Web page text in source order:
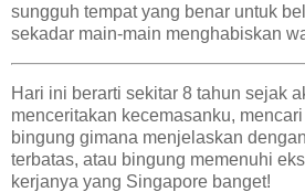
sungguh tempat yang benar untuk
sekadar main-main menghabiskan
Hari ini berarti sekitar 8 tahun sejak
menceritakan kecemasanku,
bingung gimana menjelaskan
terbatas, atau bingung memenuhi
kerjanya yang Singapore banget!